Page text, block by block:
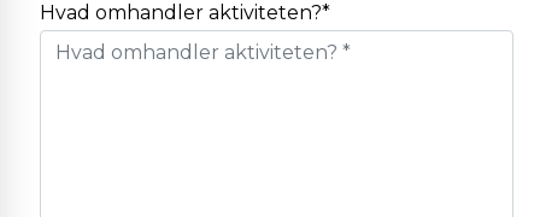
Hvad omhandler aktiviteten?*